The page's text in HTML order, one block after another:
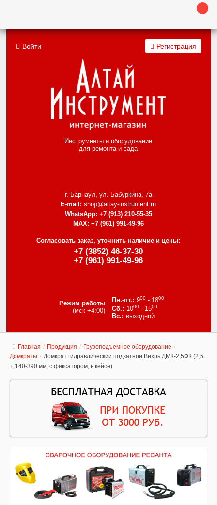
Инструменты и оборудование
для ремонта и сада
г. Барнаул, ул. Бабуркина, 7а
E-mail: shop@altay-instrument.ru
WhatsApp: +7 (913) 210-55-35
MAX: +7 (961) 991-49-96
Согласовать заказ, уточнить наличие и цены:
+7 (3852) 46-37-30
+7 (961) 991-49-96
Режим работы
(мск +4:00)
900- 1800
1000- 1500
выходной
Войти Регистрация
Главная / Продукция / Грузоподъемное оборудование /
Домкраты / Домкрат гидравлический подкатной Вихрь ДМК-2,5ФК (2,5
т, 140-390 мм, с фиксатором, в кейсе)